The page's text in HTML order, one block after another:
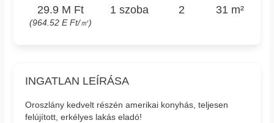
29.9 M Ft
(964.52 E Ft/㎡)
1 szoba 2 31 m²
INGATLAN LEÍRÁSA
Oroszlány kedvelt részén amerikai konyhás, teljesen
felújított, erkélyes lakás eladó!